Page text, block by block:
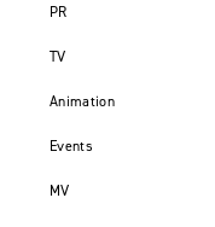
PR
TV
Animation
Events
MV